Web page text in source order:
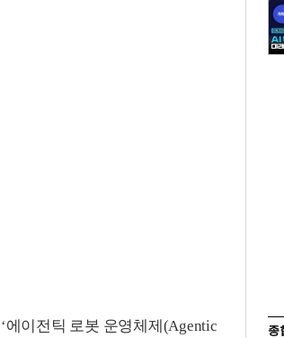
이전틱 로봇 운영체제(Agentic
종